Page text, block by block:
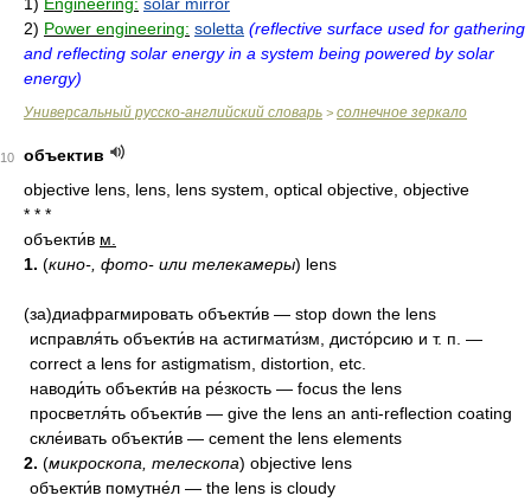
2) Power engineering: soletta (reflective surface used for gathering
and reflecting solar energy in a system being powered by solar
energy)
Универсальный русско-английский словарь > солнечное зеркало
10
объектив
objective lens, lens, lens system, optical objective, objective
* * *
объекти́в м.
1. (кино-, фото- или телекамеры) lens
(за)диафрагмировать объекти́в — stop down the lens
исправля́ть объекти́в на астигмати́зм, дисто́рсию и т. п. —
correct a lens for astigmatism, distortion, etc.
наводи́ть объекти́в на ре́зкость — focus the lens
просветля́ть объекти́в — give the lens an anti-reflection coating
скле́ивать объекти́в — cement the lens elements
2. (микроскопа, телескопа) objective lens
объекти́в помутне́л — the lens is cloudy